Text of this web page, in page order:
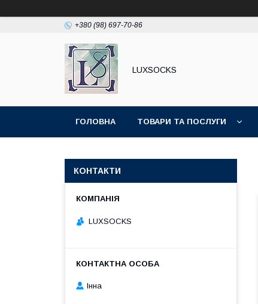
+380 (98) 697-70-86
LUXSOCKS
ГОЛОВНА ТОВАРИ ТА ПОСЛУГИ
КОНТАКТИ
LUXSOСKS
Інна